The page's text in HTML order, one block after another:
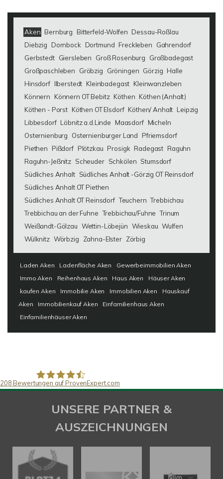
Aken Bernburg Bitterfeld-Wolfen Dessau-Roßlau
Diebzig
Dornbock Dortmund Freckleben
Gahrendorf
Gerbstedt Giersleben Groß Rosenburg
Großbadegast
Großpaschleben
Gröbzig Gröningen Görzig Halle
Hinsdorf Ilberstedt Kleinbadegast Kleinwanzleben
Könnern
Könnern OT Bebitz Köthen Köthen (Anhalt)
Köthen - Porst Köthen OT Elsdorf Köthen/ Anhalt Leipzig
Libbesdorf Löbnitz a.d.Linde Maasdorf Micheln
Osternienburg
Osternienburger Land
Pfriemsdorf
Piethen
Pißdorf Plötzkau Prosigk Radegast Raguhn
Raguhn-Jeßnitz Scheuder Schkölen Stumsdorf
Südliches Anhalt Südliches Anhalt -Görzig OT Reinsdorf
Südliches Anhalt OT Piethen
Südliches Anhalt OT Reinsdorf Teuchern Trebbichau
Trebbichau an der Fuhne Trebbichau/Fuhne Trinum
Weißandt-Gölzau Wettin-Löbejün Wieskau Wulfen
Wülknitz Wörbzig Zahna-Elster Zörbig
Laden Aken Ladenfläche Aken
Gewerbeimmobilien Aken
Immo Aken
Reihenhaus Aken Haus Aken
Häuser Aken
kaufen Aken
Immobilie Aken Immobilien Aken
Hauskauf
Aken
Immobilienkauf Aken
Einfamilienhaus Aken
Einfamilienhäuser Aken
SAW Immobilien
208 Bewertungen auf ProvenExpert.com
UNSERE PARTNER &
AUSZEICHNUNGEN